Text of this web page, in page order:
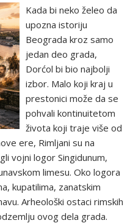
Kada bi neko želeo da
upozna istoriju
Beograda kroz samo
jedan deo grada,
Dorćol bi bio najbolji
izbor. Malo koji kraj u
prestonici može da se
pohvali kontinuitetom
života koji traje više od
ere, Rimljani su na
vojni logor Singidunum,
limesu. Oko logora
kupatilima, zanatskim
Arheološki ostaci rimskih
ovog dela grada.